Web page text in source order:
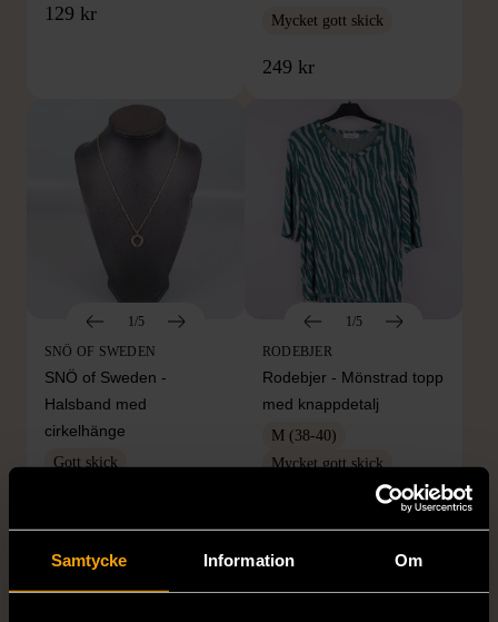
Samtycke Information Om
129 kr Mycket gott skick
249 kr
1/5
SNÖ OF SWEDEN
SNÖ of Sweden -
Halsband med
cirkelhänge
Gott skick
1/5
RODEBJER
Rodebjer - Mönstrad topp
med knappdetalj
M (38-40)
Mycket gott skick